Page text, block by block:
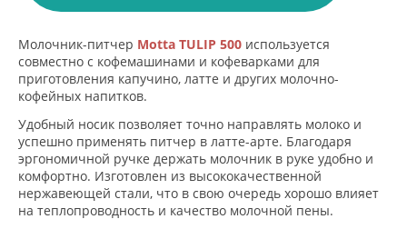
Молочник-питчер Motta TULIP 500 используется
совместно с кофемашинами и кофеварками для
приготовления капучино, латте и других молочно-
кофейных напитков.
Удобный носик позволяет точно направлять молоко и
успешно применять питчер в латте-арте. Благодаря
эргономичной ручке держать молочник в руке удобно и
комфортно. Изготовлен из высококачественной
нержавеющей стали, что в свою очередь хорошо влияет
на теплопроводность и качество молочной пены.